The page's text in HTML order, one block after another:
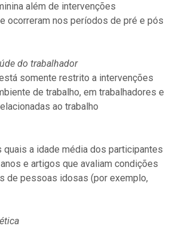
além de intervenções
ocorreram nos períodos de pré e pós
do trabalhador
somente restrito a intervenções
de trabalho, em trabalhadores e
ao trabalho
quais a idade média dos participantes
e artigos que avaliam condições
de pessoas idosas (por exemplo,